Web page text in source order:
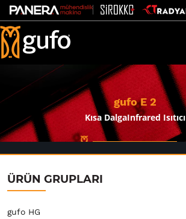
gufo E 2
Kısa DalgaInfrared Isıtıcı
ÜRÜN GRUPLARI
gufo HG